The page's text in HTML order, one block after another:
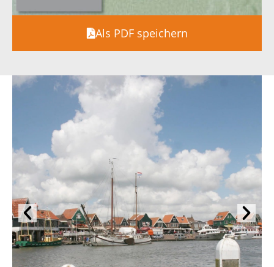
Als PDF speichern
Voriger